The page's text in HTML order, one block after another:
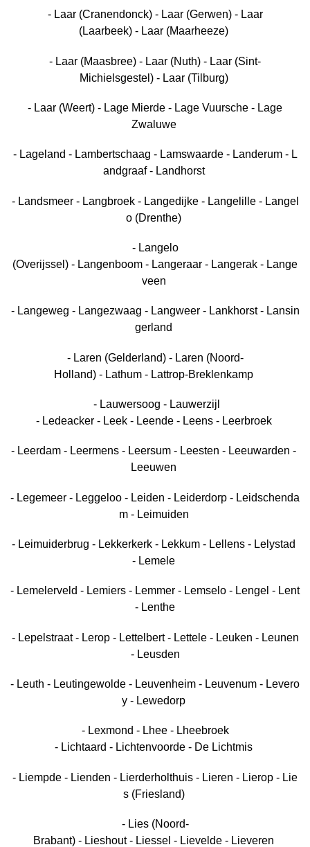
- Laar (Cranendonck) - Laar (Gerwen) - Laar
(Laarbeek) - Laar (Maarheeze)
- Laar (Maasbree) - Laar (Nuth) - Laar (Sint-
Michielsgestel) - Laar (Tilburg)
- Laar (Weert) - Lage Mierde - Lage Vuursche - Lage
Zwaluwe
- Lageland - Lambertschaag - Lamswaarde - Landerum - L
andgraaf - Landhorst
- Landsmeer - Langbroek - Langedijke - Langelille - Langel
o (Drenthe)
- Langelo
(Overijssel) - Langenboom - Langeraar - Langerak - Lange
veen
- Langeweg - Langezwaag - Langweer - Lankhorst - Lansin
gerland
- Laren (Gelderland) - Laren (Noord-
Holland) - Lathum - Lattrop-Breklenkamp
- Lauwersoog - Lauwerzijl
- Ledeacker - Leek - Leende - Leens - Leerbroek
- Leerdam - Leermens - Leersum - Leesten - Leeuwarden -
Leeuwen
- Legemeer - Leggeloo - Leiden - Leiderdorp - Leidschenda
m - Leimuiden
- Leimuiderbrug - Lekkerkerk - Lekkum - Lellens - Lelystad
- Lemele
- Lemelerveld - Lemiers - Lemmer - Lemselo - Lengel - Lent
- Lenthe
- Lepelstraat - Lerop - Lettelbert - Lettele - Leuken - Leunen
- Leusden
- Leuth - Leutingewolde - Leuvenheim - Leuvenum - Levero
y - Lewedorp
- Lexmond - Lhee - Lheebroek
- Lichtaard - Lichtenvoorde - De Lichtmis
- Liempde - Lienden - Lierderholthuis - Lieren - Lierop - Lie
s (Friesland)
- Lies (Noord-
Brabant) - Lieshout - Liessel - Lievelde - Lieveren